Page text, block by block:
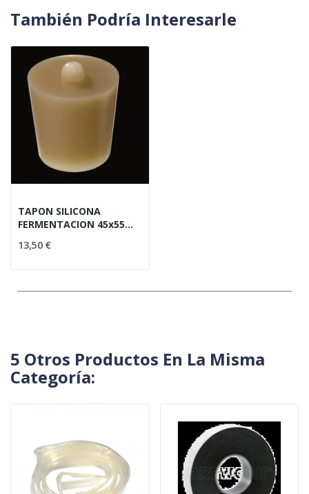
También Podría Interesarle
TAPON SILICONA
FERMENTACION 45x55
13,50 €
5 Otros Productos En La Misma
Categoría: